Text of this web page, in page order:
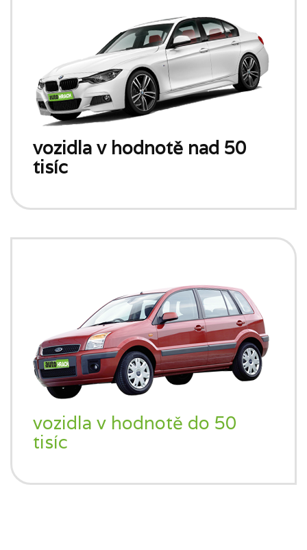
vozidla v hodnotě nad 50
tisíc
vozidla v hodnotě do 50
tisíc